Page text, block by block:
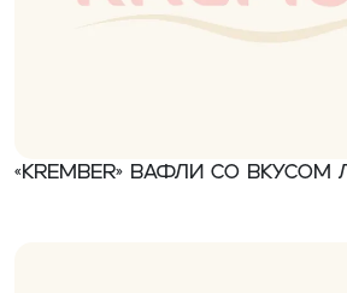
«Krember» Вафли со вкусом